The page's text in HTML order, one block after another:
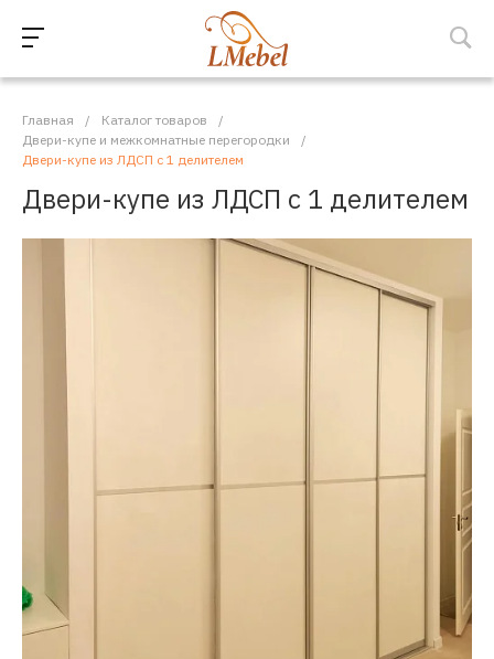
Главная / Каталог товаров
/
Двери-купе и межкомнатные перегородки
/
Двери-купе из ЛДСП с 1 делителем
Двери-купе из ЛДСП с 1 делителем